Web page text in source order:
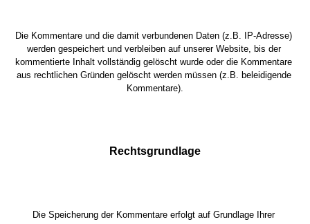
Die Kommentare und die damit verbundenen Daten (z.B. IP-Adresse)
werden gespeichert und verbleiben auf unserer Website, bis der
kommentierte Inhalt vollständig gelöscht wurde oder die Kommentare
aus rechtlichen Gründen gelöscht werden müssen (z.B. beleidigende
Kommentare).
Rechtsgrundlage
Die Speicherung der Kommentare erfolgt auf Grundlage Ihrer